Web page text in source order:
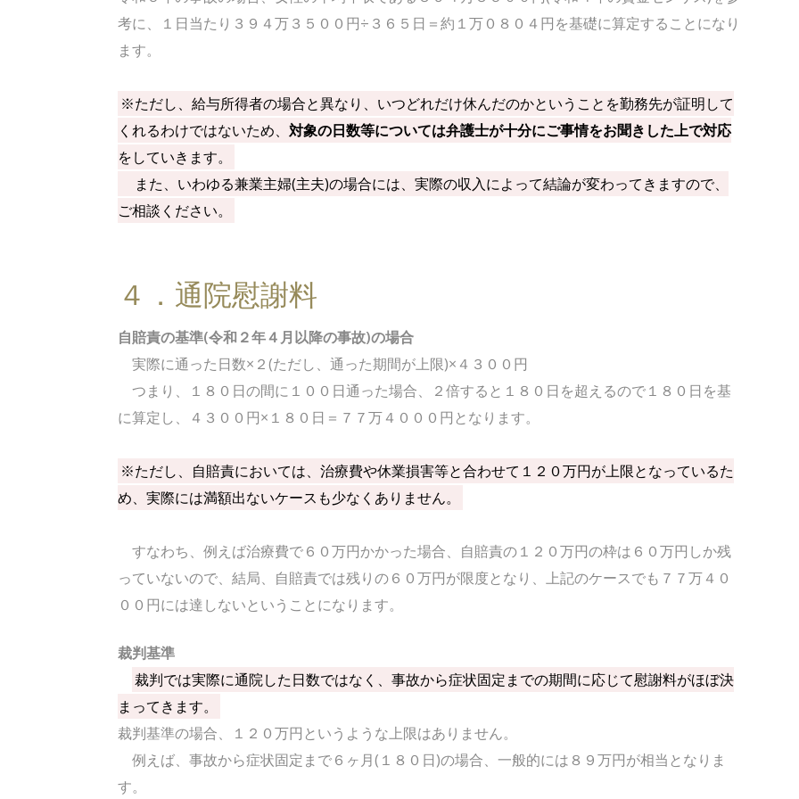
考に、１日当たり３９４万３５００円÷３６５日＝約１万０８０４円を基礎に算定することになり
ます。
※ただし、給与所得者の場合と異なり、いつどれだけ休んだのかということを勤務先が証明して
くれるわけではないため、 対象の日数等については弁護士が十分にご事情をお聞きした上で対応
をしていきます。
また、いわゆる兼業主婦(主夫)の場合には、実際の収入によって結論が変わってきますので、
ご相談ください。
４．通院慰謝料
自賠責の基準(令和２年４月以降の事故)の場合
実際に通った日数×２(ただし、通った期間が上限)×４３００円
つまり、１８０日の間に１００日通った場合、２倍すると１８０日を超えるので１８０日を基
に算定し、４３００円×１８０日＝７７万４０００円となります。
※ただし、自賠責においては、治療費や休業損害等と合わせて１２０万円が上限となっているた
め、実際には満額出ないケースも少なくありません。
すなわち、例えば治療費で６０万円かかった場合、自賠責の１２０万円の枠は６０万円しか残
っていないので、結局、自賠責では残りの６０万円が限度となり、上記のケースでも７７万４０
００円には達しないということになります。
裁判基準
裁判では実際に通院した日数ではなく、事故から症状固定までの期間に応じて慰謝料がほぼ決
まってきます。
裁判基準の場合、１２０万円というような上限はありません。
例えば、事故から症状固定まで６ヶ月(１８０日)の場合、一般的には８９万円が相当となりま
す。